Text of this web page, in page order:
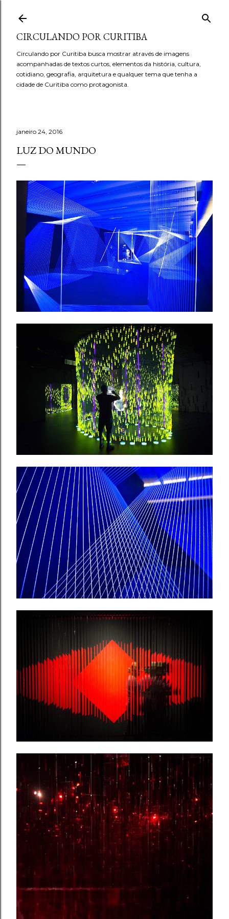
CIRCULANDO POR CURITIBA
Circulando por Curitiba busca mostrar através de imagens
acompanhadas de textos curtos, elementos da história, cultura,
cotidiano, geografia, arquitetura e qualquer tema que tenha a
cidade de Curitiba como protagonista.
janeiro 24, 2016
LUZ DO MUNDO